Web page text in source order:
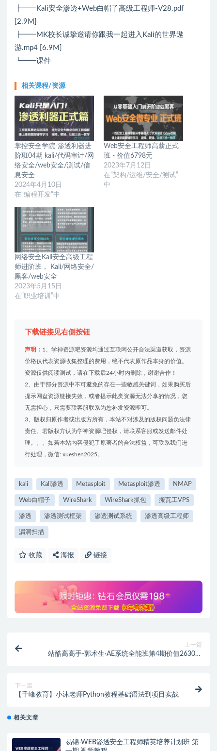
┣━━Kali安全渗透+Web白帽子高级工程师-V28.pdf
[2.9M]
┣━━MK校长诚挚邀请你跟我一起进入Kali的世界遨
游.mp4 [6.9M]
┗━━课件
相关课程/资源
掌控安全学院-渗透利器进
阶班04期 kali/代码审计/网
络安全/web安全/测试/信
息安全
2024年4月10日
在“编程开发”中
Web安全工程师高薪正式
班 - 价值6798元
2023年7月12日
在“架构/运维/安全/测试”
中
网络安全Kali安全高级工程
师进阶班， Kali/网络安全/
黑客/web安全
2023年5月15日
在“职业培训”中
下载链接见右侧按钮
声明： 1、学神资源吧资源均通过互联网公开合法渠道获取，资源
价格仅代表资源收集整理的费用，绝不代表原作品本身的价值。
资源仅供阅读测试，请在下载后24小时内删除，谢谢合作！
2、由于部分资源中不可避免的存在一些敏感关键词，如果购买后
提示网盘资源链接失效，或者提示此类资源无法分享的情况，您
无需担心，只需要联客服联系为您补发资源即可。
3、版权归原作者或出版方所有，本站不对涉及的版权问题负法律
责任。若版权方认为学神资源吧侵权，请联系客服或发送邮件处
理。。。如若本站内容侵犯了原著者的合法权益，可联系我们进
行处理，微信: xueshen2025。
kali Kali渗透 Metasploit Metasploit渗透 NMAP
Web白帽子 WireShark WireShark抓包 搬瓦工VPS
渗透 渗透测试框架 渗透测试系统 渗透高级工程师
漏洞扫描
收藏 海报 链接
上一篇
站酷高高手-郭术生·AE系统全能班第4期价值2630元
下一篇
【千峰教育】小沐老师Python教程基础语法到项目实战
相关文章
易锦-WEB渗透安全工程师精英培养计划班 第